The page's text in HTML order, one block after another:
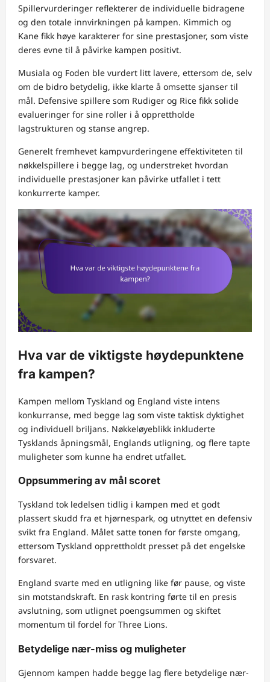
Spillervurderinger reflekterer de individuelle bidragene
og den totale innvirkningen på kampen. Kimmich og
Kane fikk høye karakterer for sine prestasjoner, som viste
deres evne til å påvirke kampen positivt.
Musiala og Foden ble vurdert litt lavere, ettersom de, selv
om de bidro betydelig, ikke klarte å omsette sjanser til
mål. Defensive spillere som Rudiger og Rice fikk solide
evalueringer for sine roller i å opprettholde
lagstrukturen og stanse angrep.
Generelt fremhevet kampvurderingene effektiviteten til
nøkkelspillere i begge lag, og understreket hvordan
individuelle prestasjoner kan påvirke utfallet i tett
konkurrerte kamper.
Hva var de viktigste høydepunktene
fra kampen?
Kampen mellom Tyskland og England viste intens
konkurranse, med begge lag som viste taktisk dyktighet
og individuell briljans. Nøkkeløyeblikk inkluderte
Tysklands åpningsmål, Englands utligning, og flere tapte
muligheter som kunne ha endret utfallet.
Oppsummering av mål scoret
Tyskland tok ledelsen tidlig i kampen med et godt
plassert skudd fra et hjørnespark, og utnyttet en defensiv
svikt fra England. Målet satte tonen for første omgang,
ettersom Tyskland opprettholdt presset på det engelske
forsvaret.
England svarte med en utligning like før pause, og viste
sin motstandskraft. En rask kontring førte til en presis
avslutning, som utlignet poengsummen og skiftet
momentum til fordel for Three Lions.
Betydelige nær-miss og muligheter
Gjennom kampen hadde begge lag flere betydelige nær-